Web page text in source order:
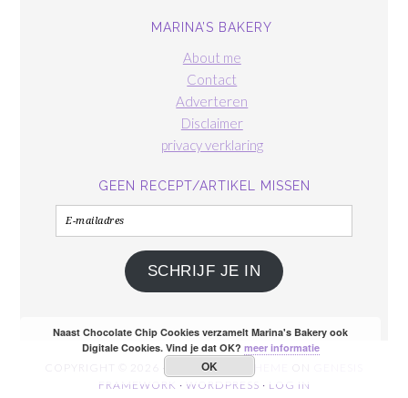
MARINA’S BAKERY
About me
Contact
Adverteren
Disclaimer
privacy verklaring
GEEN RECEPT/ARTIKEL MISSEN
E-
mailadres
SCHRIJF JE IN
COPYRIGHT © 2026 · FOODIE PRO THEME
FRAMEWORK · WORDPRESS · LOG IN
Naast Chocolate Chip Cookies verzamelt Marina's Bakery ook
Digitale Cookies. Vind je dat OK? meer informatie
OK